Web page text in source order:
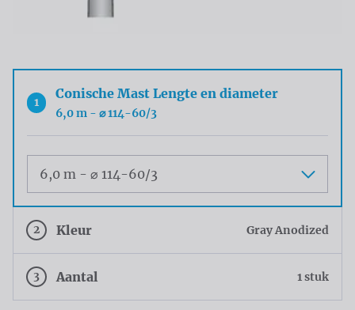
1
Conische Mast Lengte en diameter
6,0 m - ⌀ 114-60/3
Maat
2 Kleur Gray Anodized
3 Aantal 1 stuk